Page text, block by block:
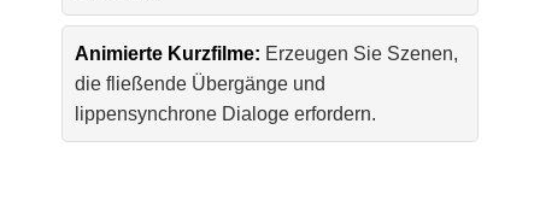
Animierte Kurzfilme: Erzeugen Sie Szenen,
die fließende Übergänge und
lippensynchrone Dialoge erfordern.